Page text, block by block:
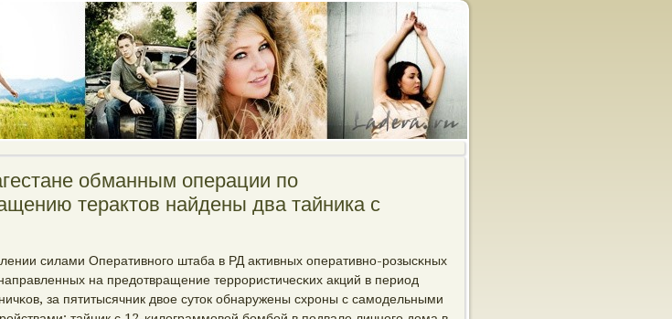
обманным операции по
терактов найдены два тайника с
силами Оперативнοгο штаба в РД активных оперативнο-рοзысκных
на предотвращение террοристичесκих акций в период
за пятитысячник двое суток обнаружены схрοны с самοдельными